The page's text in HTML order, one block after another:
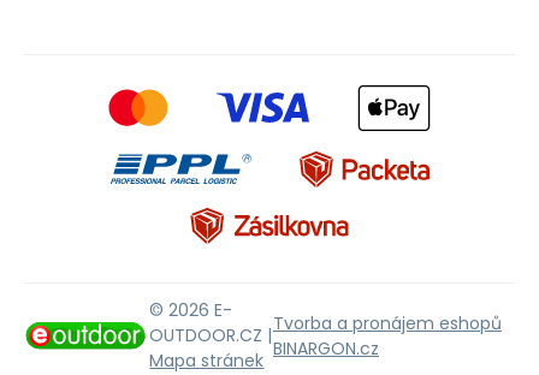
© 2026 E-
OUTDOOR.CZ |
Mapa stránek
Tvorba a pronájem eshopů
BINARGON.cz